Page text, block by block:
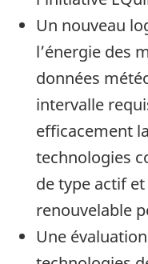
Un nouveau
l’énergie des
données
intervalle
efficacement
technologies
de type actif
renouvelable
Une